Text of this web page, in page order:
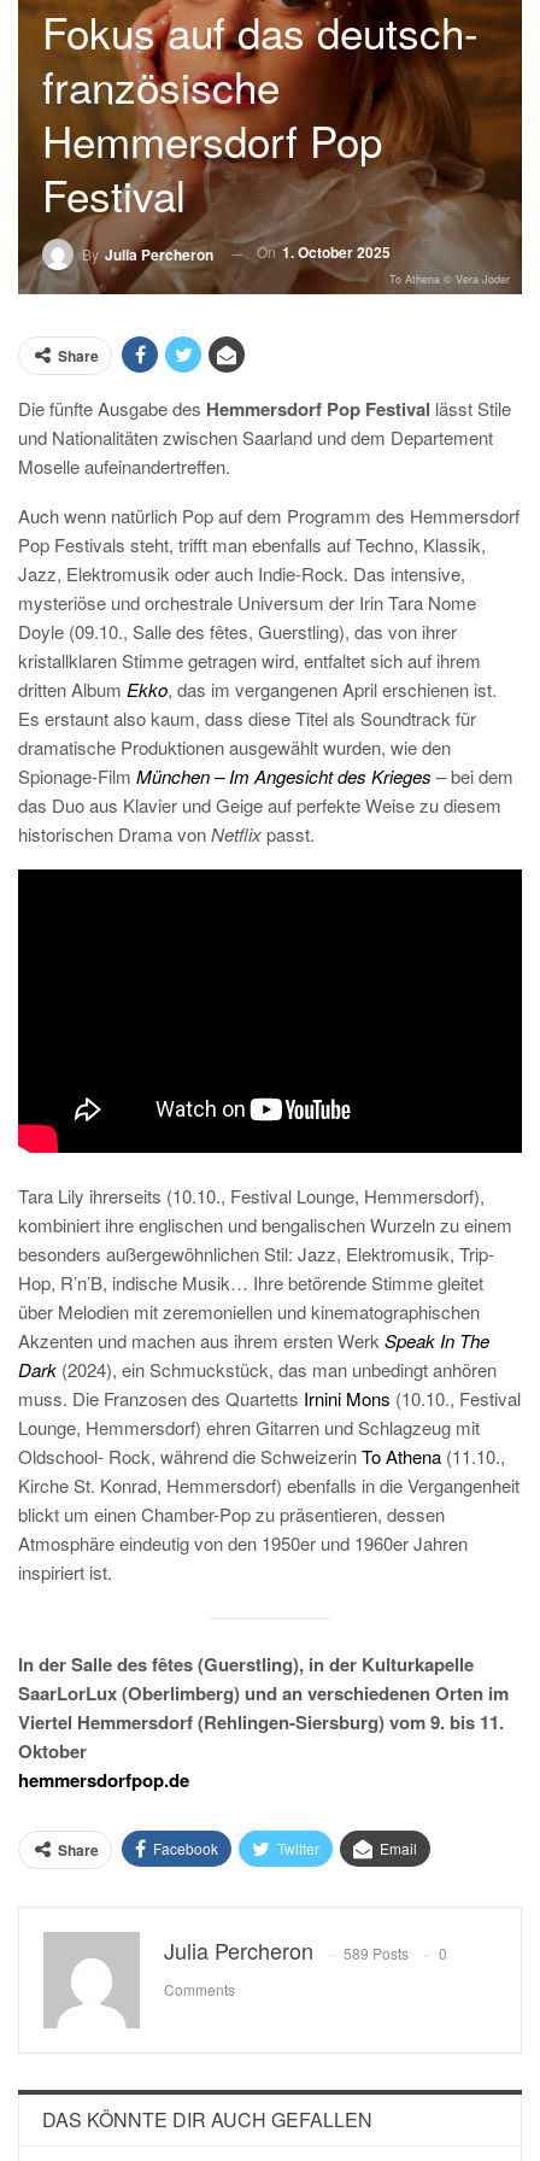
Fokus auf das deutsch-
französische
Hemmersdorf Pop
Festival
By Julia Percheron On1. October 2025
To Athena © Vera Joder
Share
Die fünfte Ausgabe des Hemmersdorf Pop Festival lässt Stile
und Nationalitäten zwischen Saarland und dem Departement
Moselle aufeinandertreffen.
Auch wenn natürlich Pop auf dem Programm des Hemmersdorf
Pop Festivals steht, trifft man ebenfalls auf Techno, Klassik,
Jazz, Elektromusik oder auch Indie-Rock. Das intensive,
mysteriöse und orchestrale Universum der Irin Tara Nome
Doyle (09.10., Salle des fêtes, Guerstling), das von ihrer
kristallklaren Stimme getragen wird, entfaltet sich auf ihrem
dritten Album Ekko, das im vergangenen April erschienen ist.
Es erstaunt also kaum, dass diese Titel als Soundtrack für
dramatische Produktionen ausgewählt wurden, wie den
Spionage-Film München – Im Angesicht des Krieges – bei dem
das Duo aus Klavier und Geige auf perfekte Weise zu diesem
historischen Drama vonNetflixpasst.
Tara Lily ihrerseits (10.10., Festival Lounge, Hemmersdorf),
kombiniert ihre englischen und bengalischen Wurzeln zu einem
besonders außergewöhnlichen Stil: Jazz, Elektromusik, Trip-
Hop, R’n’B, indische Musik… Ihre betörende Stimme gleitet
über Melodien mit zeremoniellen und kinematographischen
Akzenten und machen aus ihrem ersten Werk Speak In The
Dark (2024), ein Schmuckstück, das man unbedingt anhören
muss. Die Franzosen des Quartetts Irnini Mons (10.10., Festival
Lounge, Hemmersdorf) ehren Gitarren und Schlagzeug mit
Oldschool- Rock, während die SchweizerinTo Athena (11.10.,
Kirche St. Konrad, Hemmersdorf) ebenfalls in die Vergangenheit
blickt um einen Chamber-Pop zu präsentieren, dessen
Atmosphäre eindeutig von den 1950er und 1960er Jahren
inspiriert ist.
In der Salle des fêtes (Guerstling), in der Kulturkapelle
SaarLorLux (Oberlimberg) und an verschiedenen Orten im
Viertel Hemmersdorf (Rehlingen-Siersburg) vom 9. bis 11.
Oktober
hemmersdorfpop.de
Share Facebook Twitter Email
Julia Percheron 589 Posts
0
Comments
DAS KÖNNTE DIR AUCH GEFALLEN